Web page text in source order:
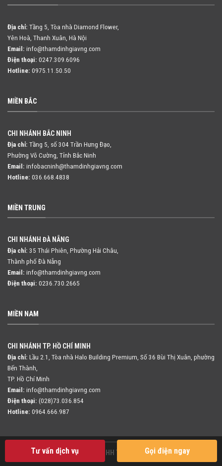
Địa chỉ: Tầng 5, Tòa nhà Diamond Flower,
Yên Hoà, Thanh Xuân, Hà Nội
Email: info@thamdinhgiavng.com
Điện thoại: 0247.309.6096
Hotline: 0975.11.50.50
MIỀN BẮC
CHI NHÁNH BẮC NINH
Địa chỉ: Tầng 5, số 304 Trần Hưng Đạo,
Phường Võ Cường, Tỉnh Bắc Ninh
Email: infobacninh@thamdinhgiavng.com
Hotline: 036.668.4838
MIỀN TRUNG
CHI NHÁNH ĐÀ NẴNG
Địa chỉ: 35 Thái Phiên, Phường Hải Châu,
Thành phố Đà Nẵng
Email: info@thamdinhgiavng.com
Điện thoại: 0236.730.2665
MIỀN NAM
CHI NHÁNH TP. HỒ CHÍ MINH
Địa chỉ: Lầu 2.1, Tòa nhà Halo Building Premium, Số 36 Bùi Thị Xuân, phường
Bến Thành,
TP. Hồ Chí Minh
Email: info@thamdinhgiavng.com
Điện thoại: (028)73.036.854
Hotline: 0964.666.987
Copyright 2026 ©Công ty TNHH Thẩm định giá VNG Việt Nam
Tư vấn dịch vụ Gọi điện ngay